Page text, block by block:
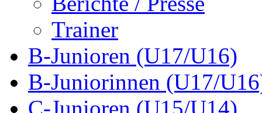
Trainer
B-Junioren (U17/U16)
B-Juniorinnen (U17/
C-Junioren (U15/U14)